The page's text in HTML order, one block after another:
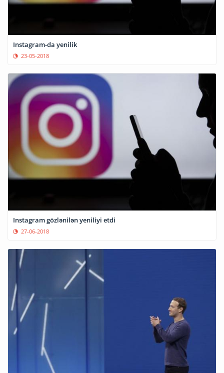
Instagram-da yenilik
23-05-2018
Instagram gözlənilən yeniliyi etdi
27-06-2018